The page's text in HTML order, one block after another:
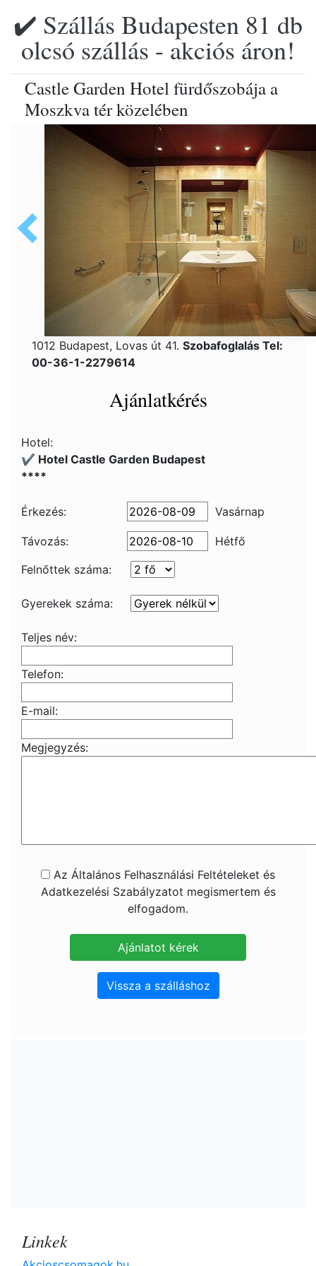
✔️ Szállás Budapesten 81 db
olcsó szállás - akciós áron!
Castle Garden Hotel fürdőszobája a
Moszkva tér közelében
1012 Budapest, Lovas út 41. Szobafoglalás Tel:
00-36-1-2279614
Ajánlatkérés
Hotel:
✔️ Hotel Castle Garden Budapest
****
Érkezés: Vasárnap
Távozás:
Hétfő
Felnőttek száma:
Gyerekek száma:
Teljes név:
Telefon:
E-mail:
Megjegyzés:
Az Általános Felhasználási Feltételeket és
Adatkezelési Szabályzatot megismertem és
elfogadom.
Vissza a szálláshoz
Linkek